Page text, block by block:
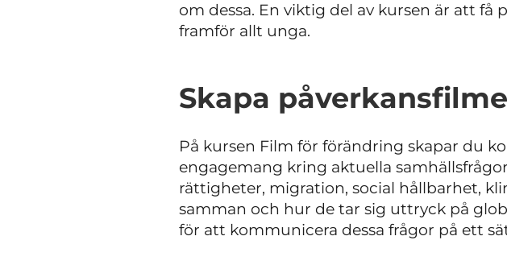
om dessa. En viktig del av kursen är att
framför allt unga.
Skapa
På kursen Film för förändring skapar du
engagemang kring aktuella
rättigheter, migration, social hållbarhet,
samman och hur de tar sig uttryck på
för att kommunicera dessa frågor på ett